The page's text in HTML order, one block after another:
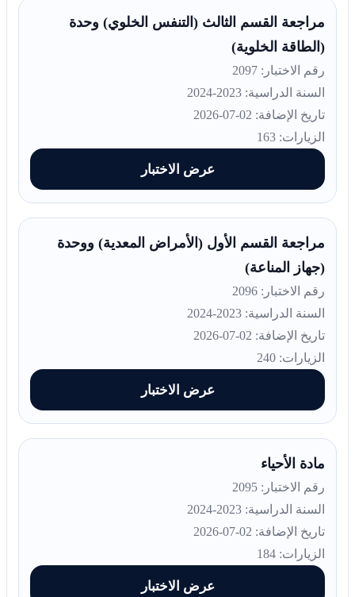
مراجعة القسم الثالث (التنفس الخلوي) وحدة
(الطاقة الخلوية)
رقم الاختبار: 2097
السنة الدراسية: 2023-2024
تاريخ الإضافة: 02-07-2026
الزيارات: 163
عرض الاختبار
مراجعة القسم الأول (الأمراض المعدية) ووحدة
(جهاز المناعة)
رقم الاختبار: 2096
السنة الدراسية: 2023-2024
تاريخ الإضافة: 02-07-2026
الزيارات: 240
عرض الاختبار
مادة الأحياء
رقم الاختبار: 2095
السنة الدراسية: 2023-2024
تاريخ الإضافة: 02-07-2026
الزيارات: 184
عرض الاختبار